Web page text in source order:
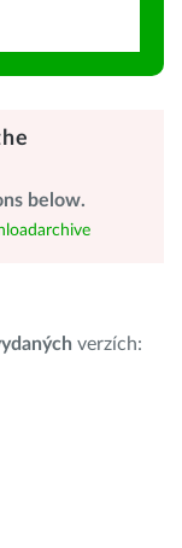
below.
verzích: